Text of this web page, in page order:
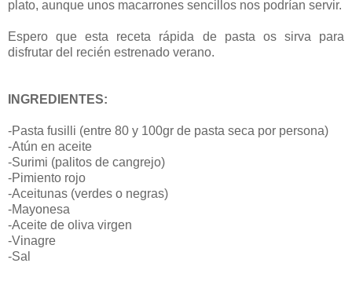
plato, aunque unos macarrones sencillos nos podrían servir.
Espero que esta receta rápida de pasta os sirva para
disfrutar del recién estrenado verano.
INGREDIENTES:
-Pasta fusilli (entre 80 y 100gr de pasta seca por persona)
-Atún en aceite
-Surimi (palitos de cangrejo)
-Pimiento rojo
-Aceitunas (verdes o negras)
-Mayonesa
-Aceite de oliva virgen
-Vinagre
-Sal